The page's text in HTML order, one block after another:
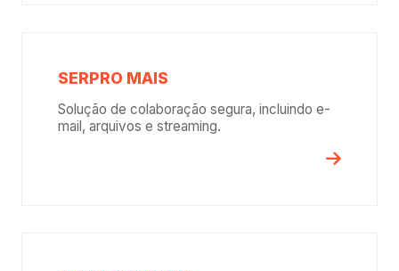
SERPRO MAIS
Solução de colaboração segura, incluindo e-
mail, arquivos e streaming.